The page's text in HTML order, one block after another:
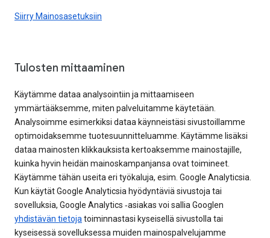
Siirry Mainosasetuksiin
Tulosten mittaaminen
Käytämme dataa analysointiin ja mittaamiseen
ymmärtääksemme, miten palveluitamme käytetään.
Analysoimme esimerkiksi dataa käynneistäsi sivustoillamme
optimoidaksemme tuotesuunnitteluamme. Käytämme lisäksi
dataa mainosten klikkauksista kertoaksemme mainostajille,
kuinka hyvin heidän mainoskampanjansa ovat toimineet.
Käytämme tähän useita eri työkaluja, esim. Google Analyticsia.
Kun käytät Google Analyticsia hyödyntäviä sivustoja tai
sovelluksia, Google Analytics ‑asiakas voi sallia Googlen
yhdistävän tietoja toiminnastasi kyseisellä sivustolla tai
kyseisessä sovelluksessa muiden mainospalvelujamme